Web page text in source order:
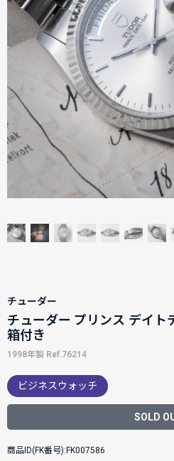
チューダー
チューダー プリンス デイト
箱付き
1998年製 Ref.76214
ビジネスウォッチ
SOLD
商品ID(FK番号):FK007586